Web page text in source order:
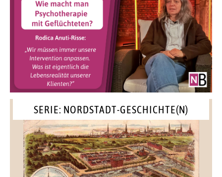
SERIE: NORDSTADT-GESCHICHTE(N)